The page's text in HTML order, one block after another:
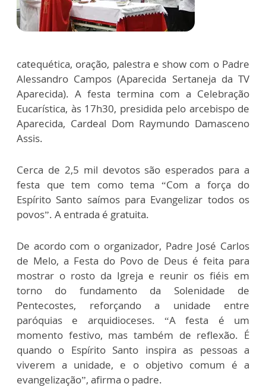
catequética, oração, palestra e show com o Padre
Alessandro Campos (Aparecida Sertaneja da TV
Aparecida). A festa termina com a Celebração
Eucarística, às 17h30, presidida pelo arcebispo de
Aparecida, Cardeal Dom Raymundo Damasceno
Assis.
Cerca de 2,5 mil devotos são esperados para a
festa que tem como tema “Com a força do
Espírito Santo saímos para Evangelizar todos os
povos”. A entrada é gratuita.
De acordo com o organizador, Padre José Carlos
de Melo, a Festa do Povo de Deus é feita para
mostrar o rosto da Igreja e reunir os fiéis em
torno do fundamento da Solenidade de
Pentecostes, reforçando a unidade entre
paróquias e arquidioceses. “A festa é um
momento festivo, mas também de reflexão. É
quando o Espírito Santo inspira as pessoas a
viverem a unidade, e o objetivo comum é a
evangelização”, afirma o padre.